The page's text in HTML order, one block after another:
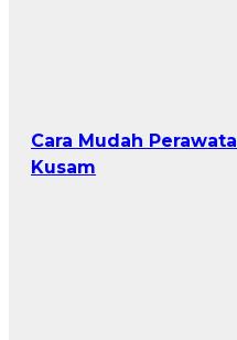
Cara Mudah
Kusam